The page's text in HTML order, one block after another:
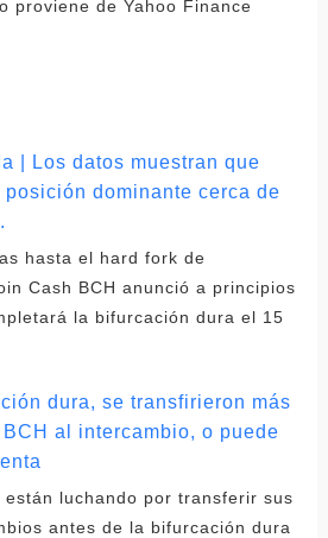
proviene de Yahoo Finance
| Los datos muestran que
posición dominante cerca de
hasta el hard fork de
Cash BCH anunció a principios
la bifurcación dura el 15
dura, se transfirieron más
al intercambio, o puede
están luchando por transferir sus
antes de la bifurcación dura